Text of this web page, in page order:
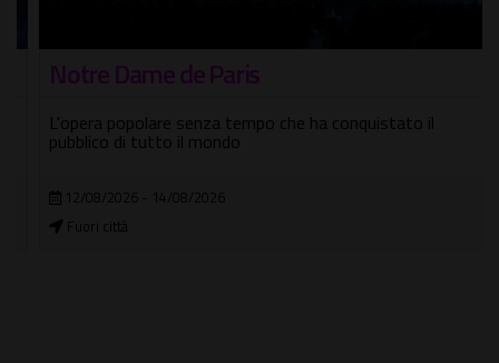
Notre Dame de Paris
L'opera popolare senza tempo che ha conquistato il
pubblico di tutto il mondo
12/08/2026 - 14/08/2026
Fuori città